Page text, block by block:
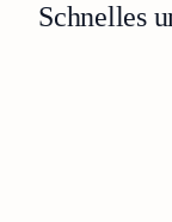
Schnelles